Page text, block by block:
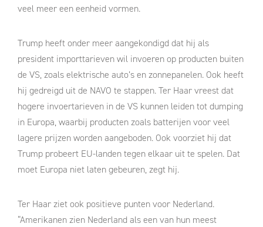
veel meer een eenheid vormen.
Trump heeft onder meer aangekondigd dat hij als
president importtarieven wil invoeren op producten buiten
de VS, zoals elektrische auto’s en zonnepanelen. Ook heeft
hij gedreigd uit de NAVO te stappen. Ter Haar vreest dat
hogere invoertarieven in de VS kunnen leiden tot dumping
in Europa, waarbij producten zoals batterijen voor veel
lagere prijzen worden aangeboden. Ook voorziet hij dat
Trump probeert EU-landen tegen elkaar uit te spelen. Dat
moet Europa niet laten gebeuren, zegt hij.
Ter Haar ziet ook positieve punten voor Nederland.
“Amerikanen zien Nederland als een van hun meest